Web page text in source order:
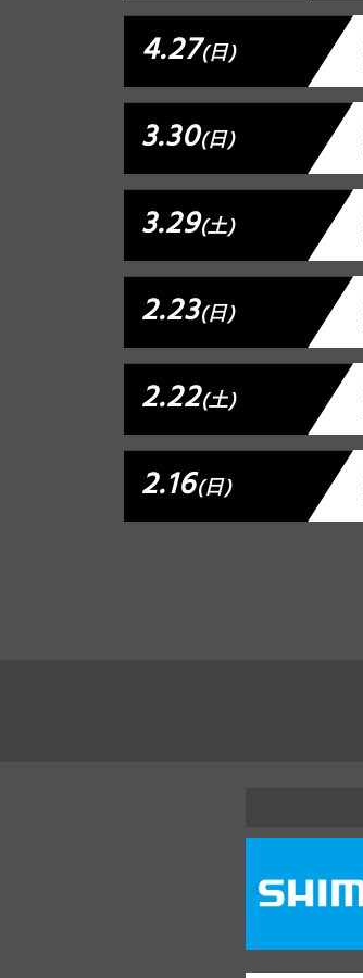
4.27(日)
3.30(日)
3.29(土)
2.23(日)
2.22(土)
2.16(日)